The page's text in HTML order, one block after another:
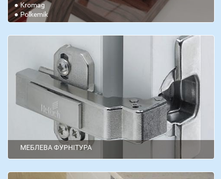
Kromag
Polkemik
МЕБЛЕВА ФУРНІТУРА